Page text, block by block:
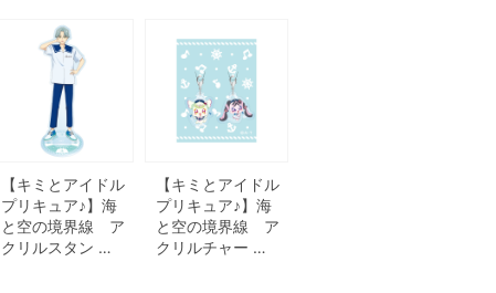
【キミとアイドル
プリキュア♪】海
と空の境界線 ア
クリルスタン …
【キミとアイドル
プリキュア♪】海
と空の境界線 ア
クリルチャー …